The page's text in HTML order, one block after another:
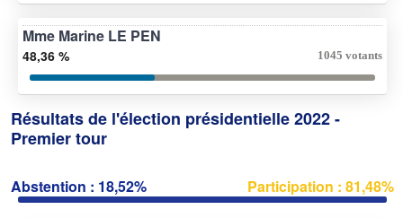
Mme Marine LE PEN
48,36 % 1045 votants
Résultats de l'élection présidentielle 2022 -
Premier tour
Abstention : 18,52% Participation : 81,48%